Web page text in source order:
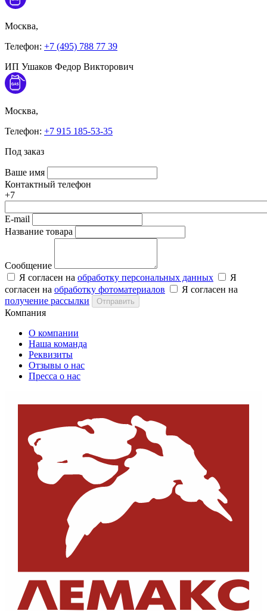
Москва,
Телефон: +7 (495) 788 77 39
ИП Ушаков Федор Викторович
Москва,
Телефон: +7 915 185-53-35
Под заказ
Ваше имя
Контактный телефон
+7
E-mail
Название товара
Сообщение
Я согласен на обработку персональных данных
Я
согласен на обработку фотоматериалов
Я согласен на
получение рассылки
Отправить
Компания
О компании
Наша команда
Реквизиты
Отзывы о нас
Пресса о нас